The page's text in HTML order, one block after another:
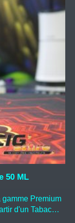
50 ML
Premium
d'un Tabac…